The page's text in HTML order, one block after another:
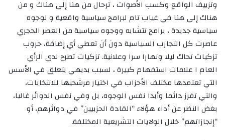
وتزييف الواقع وكسب الأصوات ، ترحال من هنا إلى هناك و من
هناك إلى هنا في غياب تام لبرامج سياسية واقعية و لوجوه
سياسية جديدة ، برامج تتشابه ووجوه سياسية من العصر الحجري
عاصرت كل التجارب السياسية دون أن تعطي أي إضافة، حروب
تزكيات تحاك ليلا ونهارا سرا وعلانية. تزكيات تطرح لدى الرأي
العام ا علامات استفهام كبيرة ، لسبب بديهي يتعلق في الأسس
التي تعتمدها مختلف الأحزاب في اختيار مرشحيها للانتخابات،
والتي تفرز دائما وأبدا نفس الوجوه، بل وفي نفس الدوائر غالبا،
بغض النظر عن أداء هؤلاء “القادة الحزبيين” في دوائرهم، أو
“إنجازاتهم” خلال الولايات التشريعية المختلفة.